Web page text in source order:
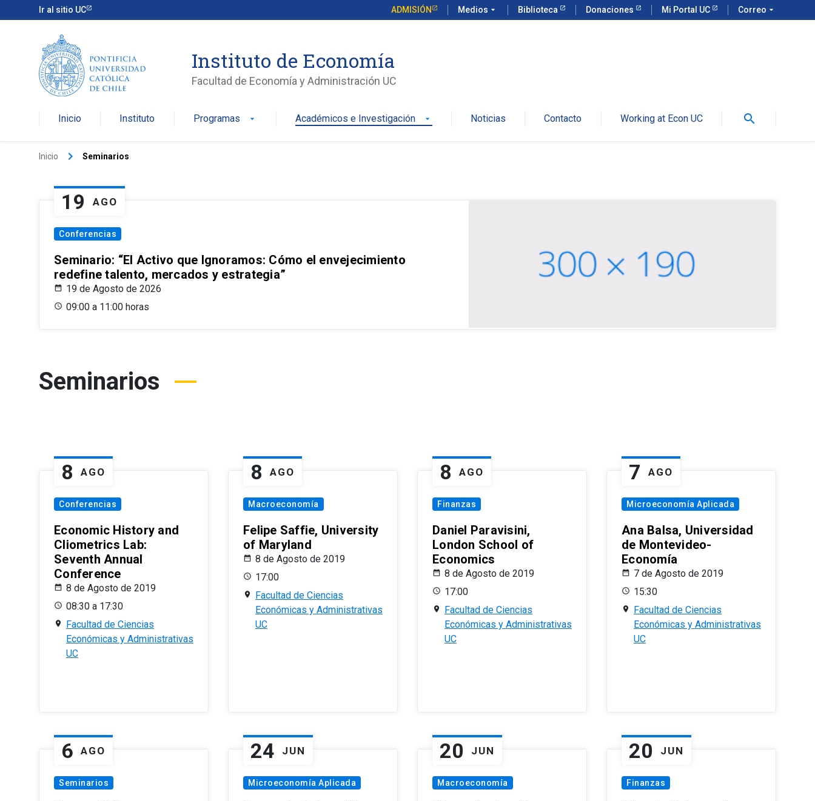
Ir al sitio UC ADMISIÓN Medios arrow_drop_down Biblioteca Donaciones Mi Portal UC Correo arrow_drop_down
Instituto de Economía
Facultad de Economía y Administración UC
Inicio Instituto Programas arrow_drop_down Académicos e Investigación arrow_drop_down Noticias Contacto Working at Econ UC search
Inicio keyboard_arrow_right Seminarios
19 AGO
Conferencias
Seminario: “El Activo que Ignoramos: Cómo el envejecimiento
redefine talento, mercados y estrategia”
19 de Agosto de 2026
09:00 a 11:00 horas
Seminarios
8 AGO
Conferencias
Economic History and
Cliometrics Lab:
Seventh Annual
Conference
8 de Agosto de 2019
08:30 a 17:30
Facultad de Ciencias
Económicas y Administrativas
UC
8 AGO
Macroeconomía
Felipe Saffie, University
of Maryland
8 de Agosto de 2019
17:00
Facultad de Ciencias
Económicas y Administrativas
UC
8 AGO
Finanzas
Daniel Paravisini,
London School of
Economics
8 de Agosto de 2019
17:00
Facultad de Ciencias
Económicas y Administrativas
UC
7 AGO
Microeconomía Aplicada
Ana Balsa, Universidad
de Montevideo-
Economía
7 de Agosto de 2019
15:30
Facultad de Ciencias
Económicas y Administrativas
UC
6 AGO
Seminarios
24 JUN
Microeconomía Aplicada
20 JUN
Macroeconomía
20 JUN
Finanzas